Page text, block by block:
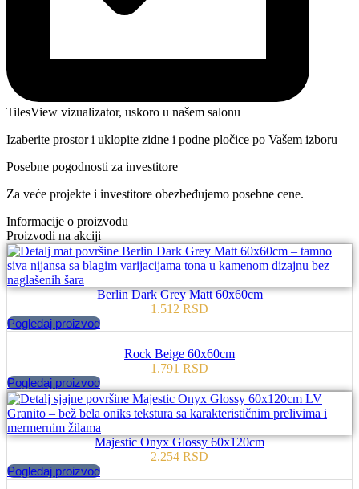
TilesView vizualizator, uskoro u našem salonu
Izaberite prostor i uklopite zidne i podne pločice po Vašem izboru
Posebne pogodnosti za investitore
Za veće projekte i investitore obezbeđujemo posebne cene.
Informacije o proizvodu
Proizvodi na akciji
Berlin Dark Grey Matt 60x60cm
1.512 RSD
Pogledaj proizvod
Rock Beige 60x60cm
1.791 RSD
Pogledaj proizvod
Majestic Onyx Glossy 60x120cm
2.254 RSD
Pogledaj proizvod